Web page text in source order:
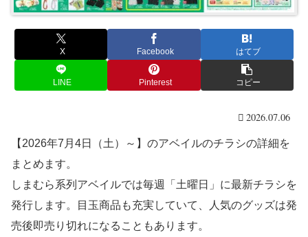
X Facebook はてブ
LINE Pinterest コピー
2026.07.06
【2026年7月4日（土）～】のアベイルのチラシの詳細を
まとめます。
しまむら系列アベイルでは毎週「土曜日」に最新チラシを
発行します。目玉商品も充実していて、人気のグッズは発
売後即売り切れになることもあります。